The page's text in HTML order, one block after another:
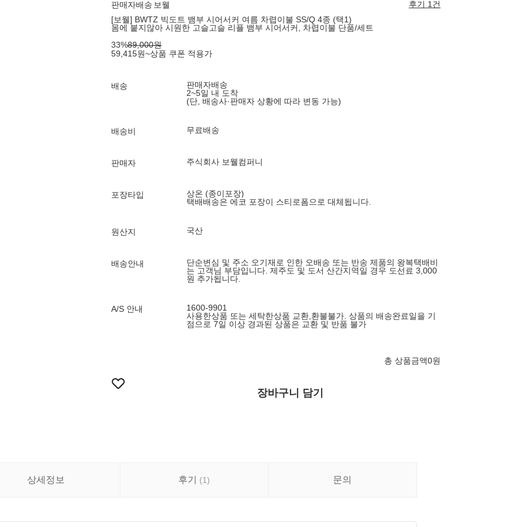
판매자배송 보웰
후기 1건
[보웰] BWTZ 빅도트 뱀부 시어서커 여름 차렵이불 SS/Q 4종 (택1)
몸에 붙지않아 시원한 고슬고슬 리플 뱀부 시어서커, 차렵이불 단품/세트
33%89,000원
59,415원~상품 쿠폰 적용가
배송
판매자배송
2~5일 내 도착
(단, 배송사·판매자 상황에 따라 변동 가능)
배송비 무료배송
판매자 주식회사 보웰컴퍼니
포장타입
상온 (종이포장)
택배배송은 에코 포장이 스티로폼으로 대체됩니다.
원산지 국산
배송안내
단순변심 및 주소 오기재로 인한 오배송 또는 반송 제품의 왕복택배비
는 고객님 부담입니다. 제주도 및 도서 산간지역일 경우 도선료 3,000
원 추가됩니다.
A/S 안내
1600-9901
사용한상품 또는 세탁한상품 교환,환불불가. 상품의 배송완료일을 기
점으로 7일 이상 경과된 상품은 교환 및 반품 불가
총 상품금액0원
장바구니 담기
상세정보 후기 (1) 문의